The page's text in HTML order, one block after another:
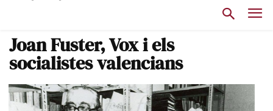
Joan Fuster, Vox i els
socialistes valencians